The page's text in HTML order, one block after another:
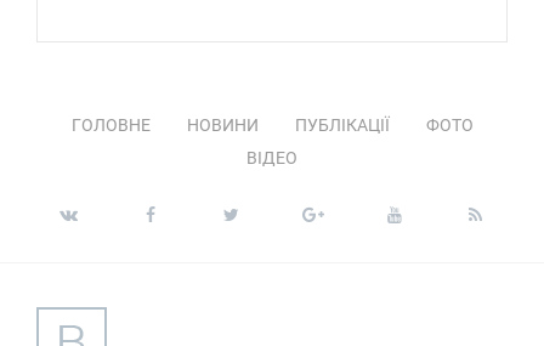
ГОЛОВНЕ НОВИНИ ПУБЛІКАЦІЇ
ФОТО
ВІДЕО